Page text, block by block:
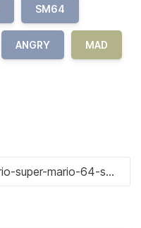
SM64
ANGRY MAD